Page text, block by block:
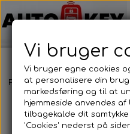
Forside Motorcykel nøgler
Vi bruger
Vi bruger egne cookies
at personalisere din
markedsføring og til at
hjemmeside anvendes
tilbagekalde dit
'Cookies' nederst på